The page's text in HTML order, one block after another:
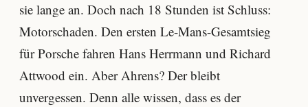
sie lange an. Doch nach 18 Stunden ist Schluss:
Motorschaden. Den ersten Le-Mans-Gesamtsieg
für Porsche fahren Hans Herrmann und Richard
Attwood ein. Aber Ahrens? Der bleibt
unvergessen. Denn alle wissen, dass es der